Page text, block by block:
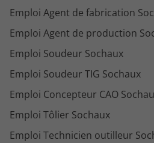
Emploi Agent de fabrication
Emploi Agent de production
Emploi Soudeur Sochaux
Emploi Soudeur TIG Sochaux
Emploi Concepteur CAO
Emploi Tôlier Sochaux
Emploi Technicien outilleur